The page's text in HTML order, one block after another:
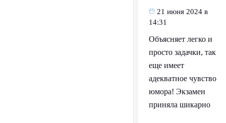
21 июня 2024 в
14:31
Объясняет легко и
просто задачки, так
еще имеет
адекватное чувство
юмора! Экзамен
приняла шикарно